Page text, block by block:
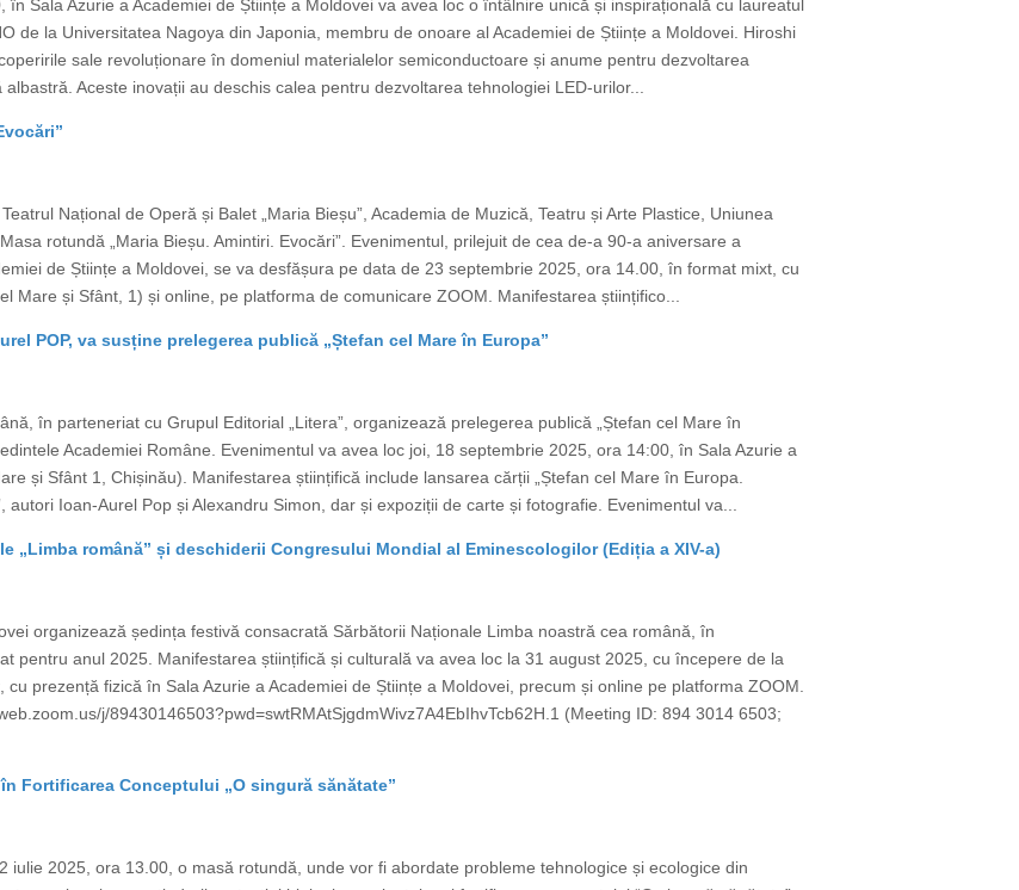
Sala Azurie a Academiei de Științe a Moldovei va avea loc o întâlnire unică și inspirațională cu laureatul
de la Universitatea Nagoya din Japonia, membru de onoare al Academiei de Științe a Moldovei. Hiroshi
sale revoluționare în domeniul materialelor semiconductoare și anume pentru dezvoltarea
Aceste inovații au deschis calea pentru dezvoltarea tehnologiei LED-urilor...
Național de Operă și Balet „Maria Bieșu”, Academia de Muzică, Teatru și Arte Plastice, Uniunea
rotundă „Maria Bieșu. Amintiri. Evocări”. Evenimentul, prilejuit de cea de-a 90-a aniversare a
de Științe a Moldovei, se va desfășura pe data de 23 septembrie 2025, ora 14.00, în format mixt, cu
Mare și Sfânt, 1) și online, pe platforma de comunicare ZOOM. Manifestarea științifico...
POP, va susține prelegerea publică „Ștefan cel Mare în Europa”
în parteneriat cu Grupul Editorial „Litera”, organizează prelegerea publică „Ștefan cel Mare în
Academiei Române. Evenimentul va avea loc joi, 18 septembrie 2025, ora 14:00, în Sala Azurie a
și Sfânt 1, Chișinău). Manifestarea științifică include lansarea cărții „Ștefan cel Mare în Europa.
Ioan-Aurel Pop și Alexandru Simon, dar și expoziții de carte și fotografie. Evenimentul va...
„Limba română” și deschiderii Congresului Mondial al Eminescologilor (Ediția a XIV-a)
organizează ședința festivă consacrată Sărbătorii Naționale Limba noastră cea română, în
pentru anul 2025. Manifestarea științifică și culturală va avea loc la 31 august 2025, cu începere de la
prezență fizică în Sala Azurie a Academiei de Științe a Moldovei, precum și online pe platforma ZOOM.
j/89430146503?pwd=swtRMAtSjgdmWivz7A4EbIhvTcb62H.1 (Meeting ID: 894 3014 6503;
Fortificarea Conceptului „O singură sănătate”
iulie 2025, ora 13.00, o masă rotundă, unde vor fi abordate probleme tehnologice și ecologice din